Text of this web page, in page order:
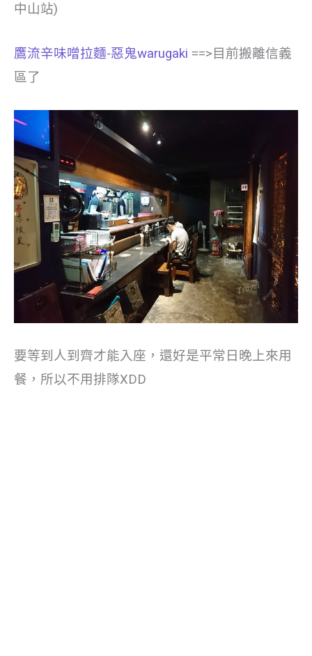
中山站)
鷹流辛味噌拉麵-惡鬼warugaki ==>目前搬離信義
區了
要等到人到齊才能入座，還好是平常日晚上來用
餐，所以不用排隊XDD